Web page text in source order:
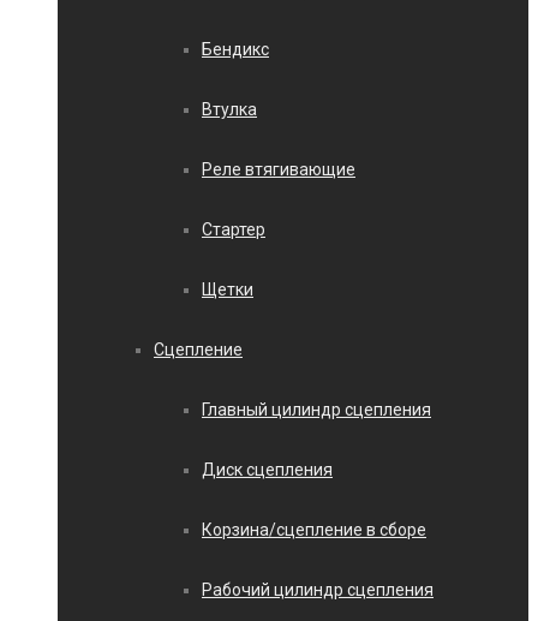
Бендикс
Втулка
Реле втягивающие
Стартер
Щетки
Сцепление
Главный цилиндр сцепления
Диск сцепления
Корзина/сцепление в сборе
Рабочий цилиндр сцепления